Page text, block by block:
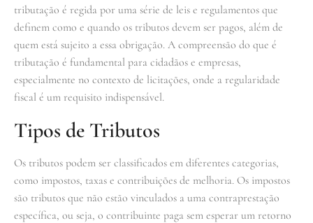
tributação é regida por uma série de leis e regulamentos que
definem como e quando os tributos devem ser pagos, além de
quem está sujeito a essa obrigação. A compreensão do que é
tributação é fundamental para cidadãos e empresas,
especialmente no contexto de licitações, onde a regularidade
fiscal é um requisito indispensável.
Tipos de Tributos
Os tributos podem ser classificados em diferentes categorias,
como impostos, taxas e contribuições de melhoria. Os impostos
são tributos que não estão vinculados a uma contraprestação
específica, ou seja, o contribuinte paga sem esperar um retorno